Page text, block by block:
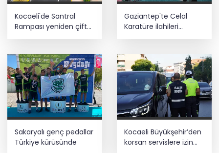
Kocaeli'de Santral
Rampası yeniden çift
Gaziantep'te Celal
Karatüre ilahileri
Sakaryalı genç pedallar
Türkiye kürüsünde
Kocaeli Büyükşehir’den
korsan servislere izin